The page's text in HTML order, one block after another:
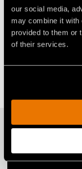
our social media,
may combine it with
provided to them or
of their services.
Ti